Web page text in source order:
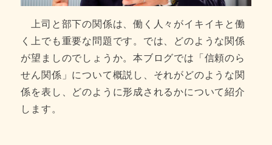
上司と部下の関係は、働く人々がイキイキと働
く上でも重要な問題です。では、どのような関係
が望ましのでしょうか。本ブログでは「信頼のら
せん関係」について概説し、それがどのような関
係を表し、どのように形成されるかについて紹介
します。